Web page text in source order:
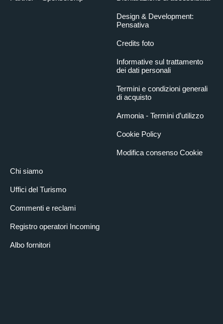
Chi siamo
Uffici del Turismo
Commenti e reclami
Registro operatori Incoming
Albo fornitori
Design & Development:
Pensativa
Credits foto
Informative sul trattamento
dei dati personali
Termini e condizioni generali
di acquisto
Armonia - Termini d’utilizzo
Cookie Policy
Modifica consenso Cookie